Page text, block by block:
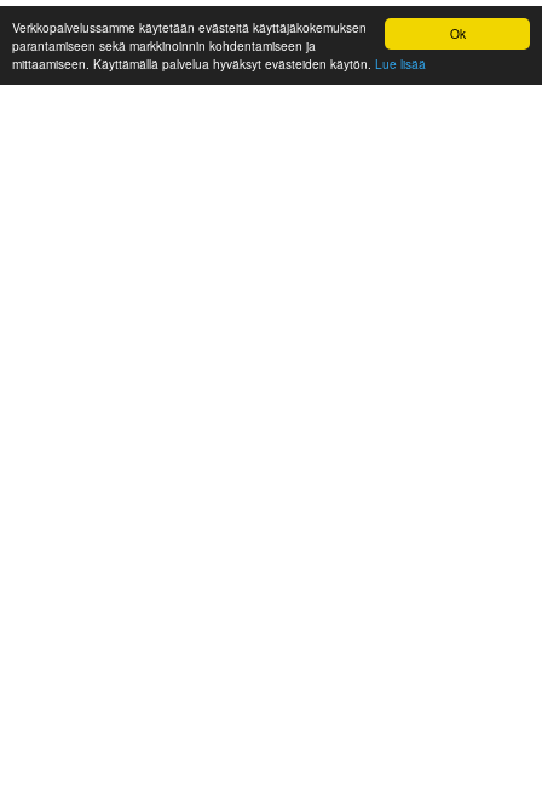
Ok
Verkkopalvelussamme käytetään evästeitä käyttäjäkokemuksen
parantamiseen sekä markkinoinnin kohdentamiseen ja
mittaamiseen. Käyttämällä palvelua hyväksyt evästeiden käytön. Lue lisää